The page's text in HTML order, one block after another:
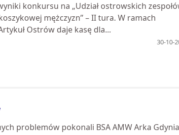
konkursu na „Udział ostrowskich
mężczyzn” – II tura. W ramach
Ostrów daje kasę dla...
30-10-
problemów pokonali BSA AMW Arka